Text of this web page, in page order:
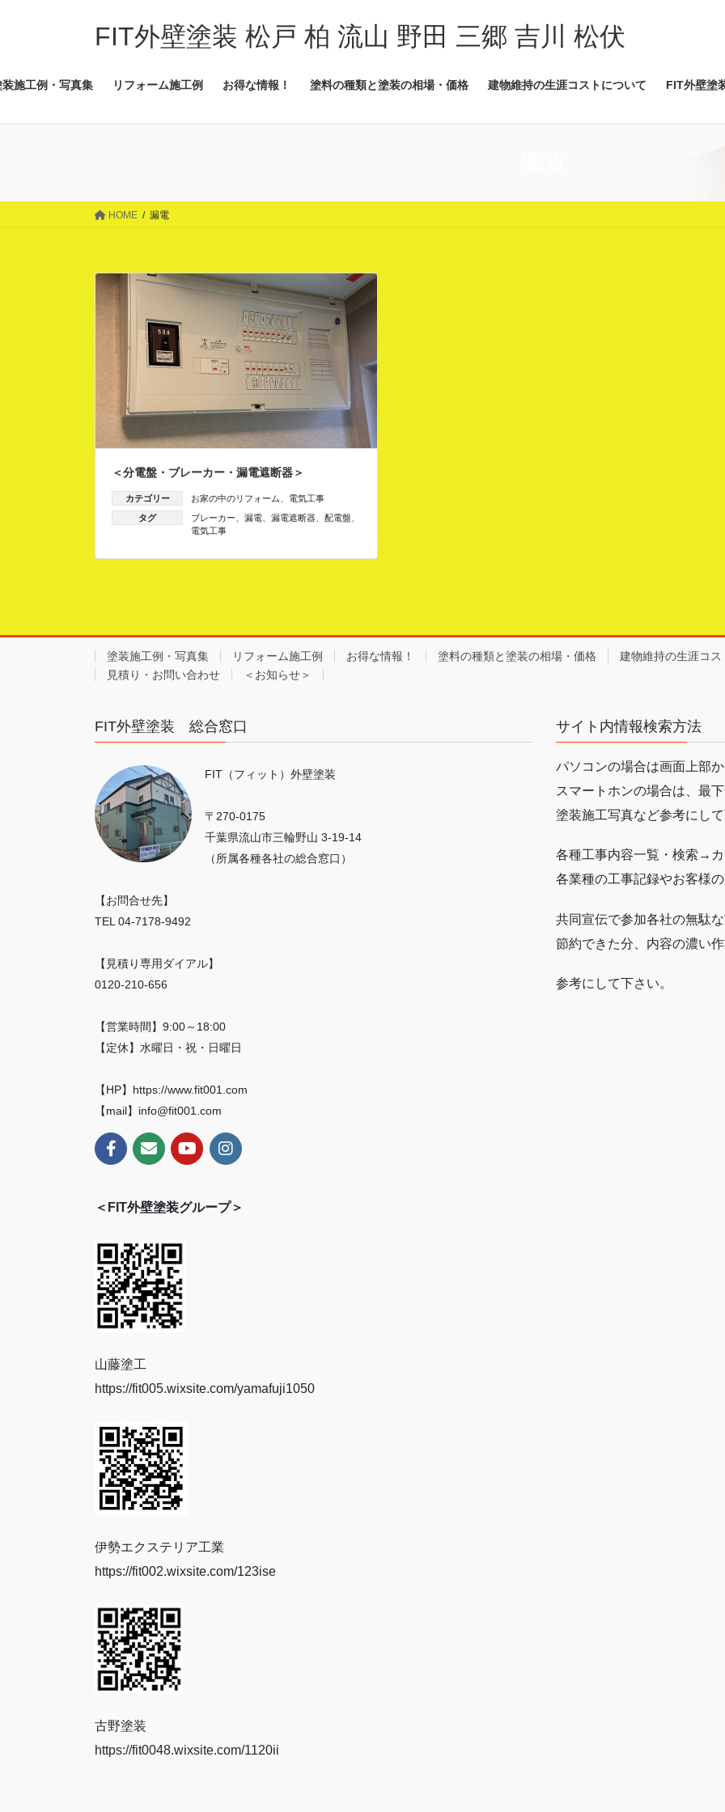
ツ
シ
FIT外壁塗装 松戸 柏 流山 野田 三郷 吉川 松伏
装施工例・写真集 リフォーム施工例 お得な情報！ 塗料の種類と塗装の相場・価格 建物維持の生涯コストについて FIT外壁塗
HOME 漏電
＜分電盤・ブレーカー・漏電遮断器＞
カテゴリー お家の中のリフォーム 電気工事
タグ ブレーカー 漏電 漏電遮断器 配電盤
電気工事
塗装施工例・写真集 リフォーム施工例 お得な情報！ 塗料の種類と塗装の相場・価格 建物維持の生涯コス
見積り・お問い合わせ
＜お知らせ＞
FIT外壁塗装 総合窓口
FIT（フィット）外壁塗装
〒270-0175
千葉県流山市三輪野山 3-19-14
（所属各種各社の総合窓口）
【お問合せ先】
TEL 04-7178-9492
【見積り専用ダイアル】
0120-210-656
【営業時間】9:00～18:00
【定休】水曜日・祝・日曜日
【HP】https://www.fit001.com
【mail】info@fit001.com
＜FIT外壁塗装グループ＞
山藤塗工
https://fit005.wixsite.com/yamafuji1050
伊勢エクステリア工業
https://fit002.wixsite.com/123ise
古野塗装
https://fit0048.wixsite.com/1120ii
サイト内情報検索方法
パソコンの場合は画面上部か
スマートホンの場合は、最
塗装施工写真など参考にして
各種工事内容一覧・検索→
各業種の工事記録やお客様
共同宣伝で参加各社の無駄
節約できた分、内容の濃い
参考にして下さい。